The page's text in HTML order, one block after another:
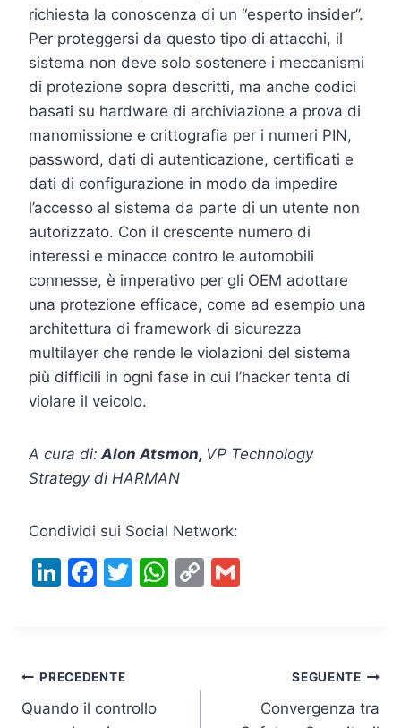
richiesta la conoscenza di un “esperto insider”.
Per proteggersi da questo tipo di attacchi, il
sistema non deve solo sostenere i meccanismi
di protezione sopra descritti, ma anche codici
basati su hardware di archiviazione a prova di
manomissione e crittografia per i numeri PIN,
password, dati di autenticazione, certificati e
dati di configurazione in modo da impedire
l’accesso al sistema da parte di un utente non
autorizzato. Con il crescente numero di
interessi e minacce contro le automobili
connesse, è imperativo per gli OEM adottare
una protezione efficace, come ad esempio una
architettura di framework di sicurezza
multilayer che rende le violazioni del sistema
più difficili in ogni fase in cui l’hacker tenta di
violare il veicolo.
A cura di: Alon Atsmon, VP Technology
Strategy di HARMAN
Condividi sui Social Network:
Li
dI
n
F
b
o
T
W C
Navigazione
articoli
PRECEDENTE
Quando il controllo
SEGUENTE
Convergenza tra